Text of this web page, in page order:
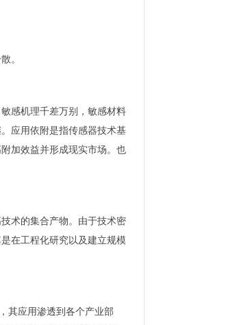
。
感机理千差万别，敏感材料
应用依附是指传感器技术基
加效益并形成现实市场。也
术的集合产物。由于技术密
在工程化研究以及建立规模
其应用渗透到各个产业部